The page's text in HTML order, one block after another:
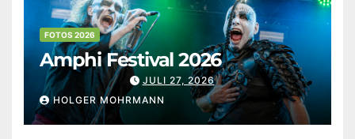
FOTOS 2026
Amphi Festival 2026
JULI 27, 2026
HOLGER MOHRMANN